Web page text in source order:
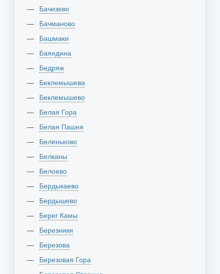
Бачизево
Бачманово
Башмаки
Баяндина
Бедряж
Беклемышева
Беклемышево
Белая Гора
Белая Пашня
Беленьково
Белканы
Белоево
Бердыкаево
Бердышево
Берег Камы
Березники
Березова
Березовая Гора